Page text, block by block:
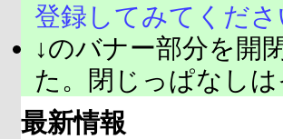
登録してみてくださ
↓のバナー部分を開
た。閉じっぱなし
最新情報